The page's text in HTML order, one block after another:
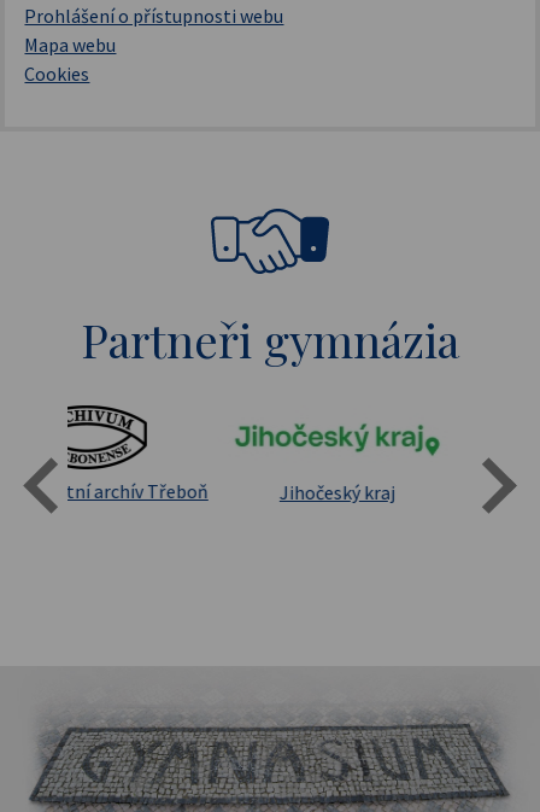
Prohlášení o přístupnosti webu
Mapa webu
Cookies
Partneři gymnázia
Státní oblastní archív Třeboň Jihočeský kraj